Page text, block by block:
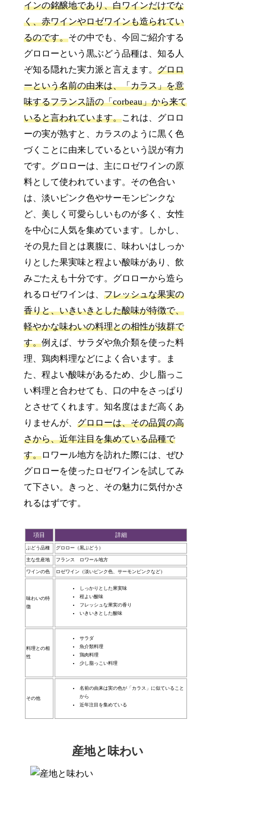
インの銘醸地であり、白ワインだけでな
く、赤ワインやロゼワインも造られてい
るのです。その中でも、今回ご紹介する
グロローという黒ぶどう品種は、知る人
ぞ知る隠れた実力派と言えます。グロロ
ーという名前の由来は、「カラス」を意
味するフランス語の「corbeau」から来て
いると言われています。これは、グロロ
ーの実が熟すと、カラスのように黒く色
づくことに由来しているという説が有力
です。グロローは、主にロゼワインの原
料として使われています。その色合い
は、淡いピンク色やサーモンピンクな
ど、美しく可愛らしいものが多く、女性
を中心に人気を集めています。しかし、
その見た目とは裏腹に、味わいはしっか
りとした果実味と程よい酸味があり、飲
みごたえも十分です。グロローから造ら
れるロゼワインは、フレッシュな果実の
香りと、いきいきとした酸味が特徴で、
軽やかな味わいの料理との相性が抜群で
す。例えば、サラダや魚介類を使った料
理、鶏肉料理などによく合います。ま
た、程よい酸味があるため、少し脂っこ
い料理と合わせても、口の中をさっぱり
とさせてくれます。知名度はまだ高くあ
りませんが、グロローは、その品質の高
さから、近年注目を集めている品種で
す。ロワール地方を訪れた際には、ぜひ
グロローを使ったロゼワインを試してみ
て下さい。きっと、その魅力に気付かさ
れるはずです。
項目 詳細
ぶどう品種 グロロー（黒ぶどう）
主な生産地 フランス ロワール地方
ワインの色 ロゼワイン（淡いピンク色、サーモンピンクなど）
味わいの特
徴
しっかりとした果実味
程よい酸味
フレッシュな果実の香り
いきいきとした酸味
料理との相
性
サラダ
魚介類料理
鶏肉料理
少し脂っこい料理
その他
名前の由来は実の色が「カラス」に似ていること
から
近年注目を集めている
産地と味わい